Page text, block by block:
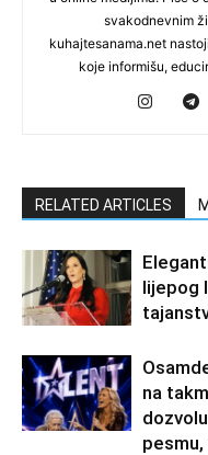
svakodnevnim
kuhajtesanama.net
koje informišu,
RELATED ARTICLES
lijepog
na